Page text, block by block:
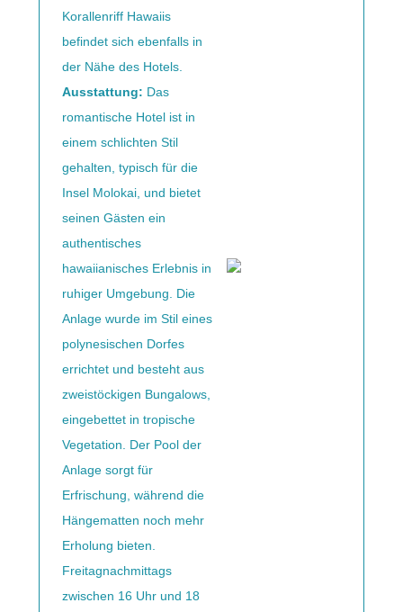
Korallenriff Hawaiis
befindet sich ebenfalls in
der Nähe des Hotels.
Ausstattung: Das
romantische Hotel ist in
einem schlichten Stil
gehalten, typisch für die
Insel Molokai, und bietet
seinen Gästen ein
authentisches
hawaiianisches Erlebnis in
ruhiger Umgebung. Die
Anlage wurde im Stil eines
polynesischen Dorfes
errichtet und besteht aus
zweistöckigen Bungalows,
eingebettet in tropische
Vegetation. Der Pool der
Anlage sorgt für
Erfrischung, während die
Hängematten noch mehr
Erholung bieten.
Freitagnachmittags
zwischen 16 Uhr und 18